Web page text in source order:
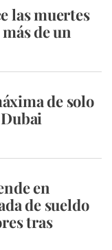
las muertes
de un
de solo
en
de sueldo
tras